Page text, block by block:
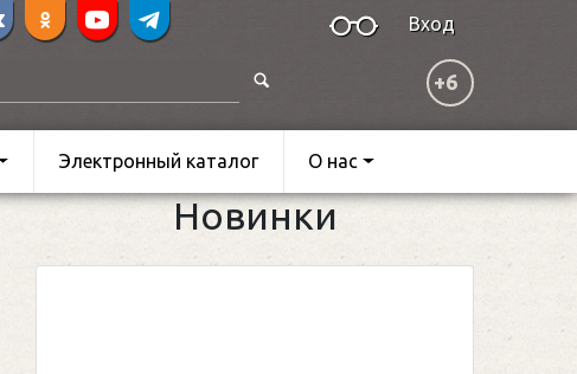
Вход
+6
Электронный каталог О нас
Новинки